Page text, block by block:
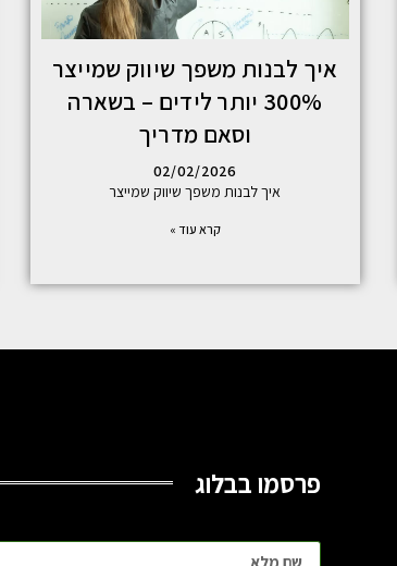
איך לבנות משפך שיווק שמייצר
300% יותר לידים – בשארה
וסאם מדריך
02/02/2026
איך לבנות משפך שיווק שמייצר
קרא עוד »
פרסמו בבלוג